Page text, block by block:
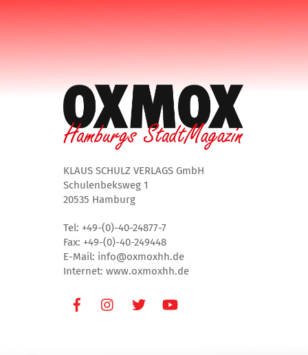
KLAUS SCHULZ VERLAGS GmbH
Schulenbeksweg 1
20535 Hamburg
Tel: +49-(0)-40-24877-7
Fax: +49-(0)-40-249448
E-Mail: info@oxmoxhh.de
Internet: www.oxmoxhh.de
FacebookInstagramTwitter